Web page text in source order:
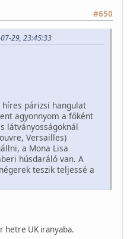
#650
29, 23:45:33
híres párizsi hangulat
agyonnyom a főként
látványosságoknál
Versailles)
a Mona Lisa
húsdaráló van. A
teszik teljessé a
hetre UK iranyaba.